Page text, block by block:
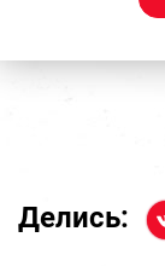
Делись: